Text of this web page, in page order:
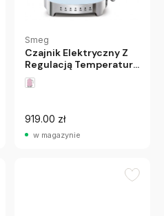
Smeg
Czajnik Elektryczny Z
Regulacją Temperatury
50'S Style Pastelowy
Błękit Smeg
919.00 zł
w magazynie